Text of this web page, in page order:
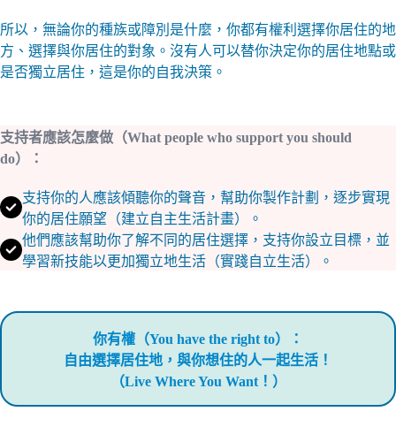
所以，無論你的種族或障別是什麼，你都有權利選擇你居住的地
方、選擇與你居住的對象。沒有人可以替你決定你的居住地點或
是否獨立居住，這是你的自我決策。
支持者應該怎麼做（What people who support you should
do）：
支持你的人應該傾聽你的聲音，幫助你製作計劃，逐步實現
你的居住願望（建立自主生活計畫）。
他們應該幫助你了解不同的居住選擇，支持你設立目標，並
學習新技能以更加獨立地生活（實踐自立生活）。
你有權（You have the right to）：
自由選擇居住地，與你想住的人一起生活！
（Live Where You Want！）